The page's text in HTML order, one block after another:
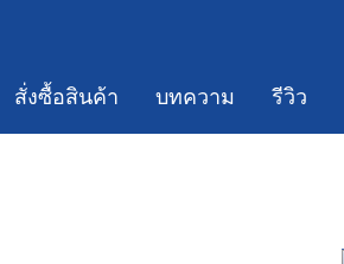
สั่งซื้อสินค้า บทความ รีวิว